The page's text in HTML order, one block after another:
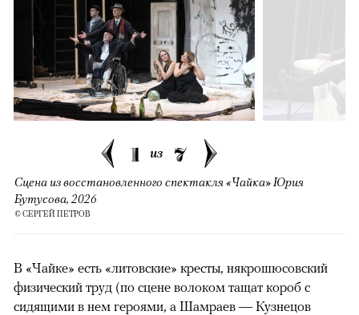
1 из 7
Сцена из восстановленного спектакля «Чайка» Юрия
Бутусова, 2026
© СЕРГЕЙ ПЕТРОВ
В «Чайке» есть «литовские» кресты, някрошюсовский
физический труд (по сцене волоком тащат короб с
сидящими в нем героями, а Шамраев — Кузнецов